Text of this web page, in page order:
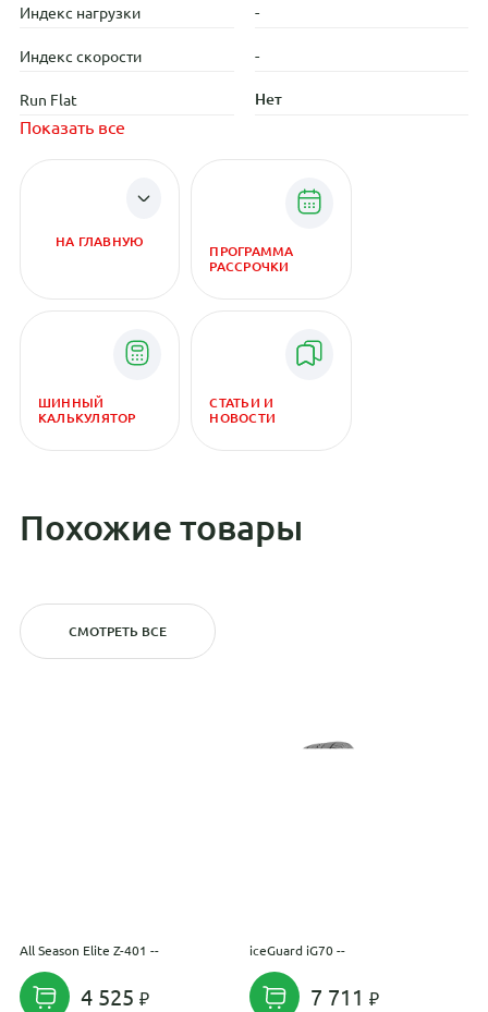
Индекс нагрузки -
Индекс скорости -
Run Flat Нет
Показать все
НА ГЛАВНУЮ
ПРОГРАММА
РАССРОЧКИ
ШИННЫЙ
КАЛЬКУЛЯТОР
СТАТЬИ И
НОВОСТИ
Похожие товары
СМОТРЕТЬ ВСЕ
All Season Elite Z-401 --
4 525
iceGuard iG70 --
7 711